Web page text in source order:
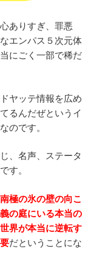
ありすぎ、罪悪
エンパス５次元体
にごく一部で稀だ
ヤッテ情報を広め
るんだぜというイ
のです。
、名声、ステータ
す。
極の氷の壁の向こ
の庭にいる本当の
界が本当に逆転す
だということにな